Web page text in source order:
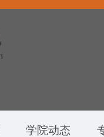
学院动态